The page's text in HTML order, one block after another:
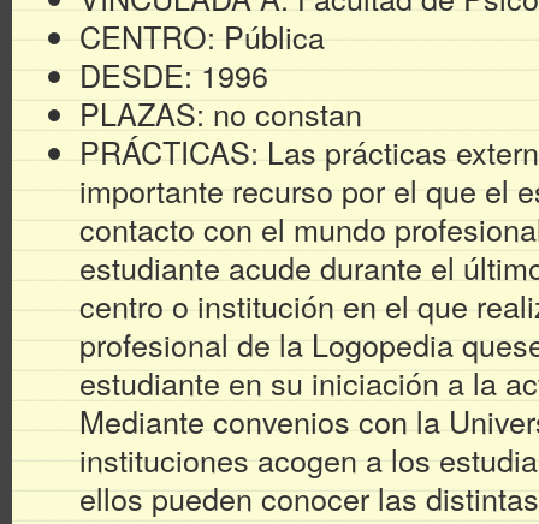
CENTRO: Pública
DESDE: 1996
PLAZAS: no constan
PRÁCTICAS: Las prácticas
importante recurso por el que el
contacto con el mundo
estudiante acude durante el
centro o institución en el que
profesional de la Logopedia
estudiante en su iniciación a la
Mediante convenios con la
instituciones acogen a los
ellos pueden conocer las